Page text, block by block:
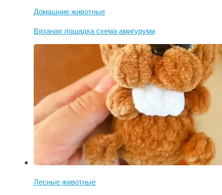
Домашние животные
Вязаная лошадка схема амигуруми
Лесные животные